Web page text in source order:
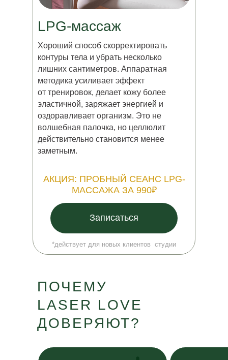
Записаться
*действует для новых клиентов студии
АКЦИЯ: ПРОБНЫЙ СЕАНС LPG-
МАССАЖА ЗА 990₽
LPG-массаж
Хороший способ скорректировать
контуры тела и убрать несколько
лишних сантиметров. Аппаратная
методика усиливает эффект
от тренировок, делает кожу более
эластичной, заряжает энергией и
оздоравливает организм. Это не
волшебная палочка, но целлюлит
действительно становится менее
заметным.
ПОЧЕМУ
LASER LOVE
ДОВЕРЯЮТ?